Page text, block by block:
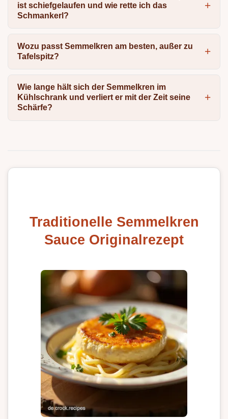
ist schiefgelaufen und wie rette ich das
Schmankerl?
Wozu passt Semmelkren am besten, außer zu
Tafelspitz?
Wie lange hält sich der Semmelkren im
Kühlschrank und verliert er mit der Zeit seine
Schärfe?
Traditionelle Semmelkren
Sauce Originalrezept